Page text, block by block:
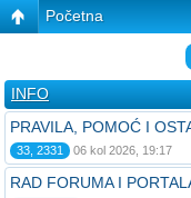
Početna
INFO
PRAVILA, POMOĆ I
33, 2331 06 kol 2026, 19:17
RAD FORUMA I